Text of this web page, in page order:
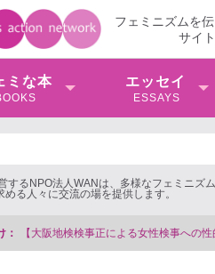
フェミニズムを
サイ
ミな本 エッセイ
ESSAYS
するNPO法人WANは、多様なフェミニズ
る人々に交流の場を提供します。
：